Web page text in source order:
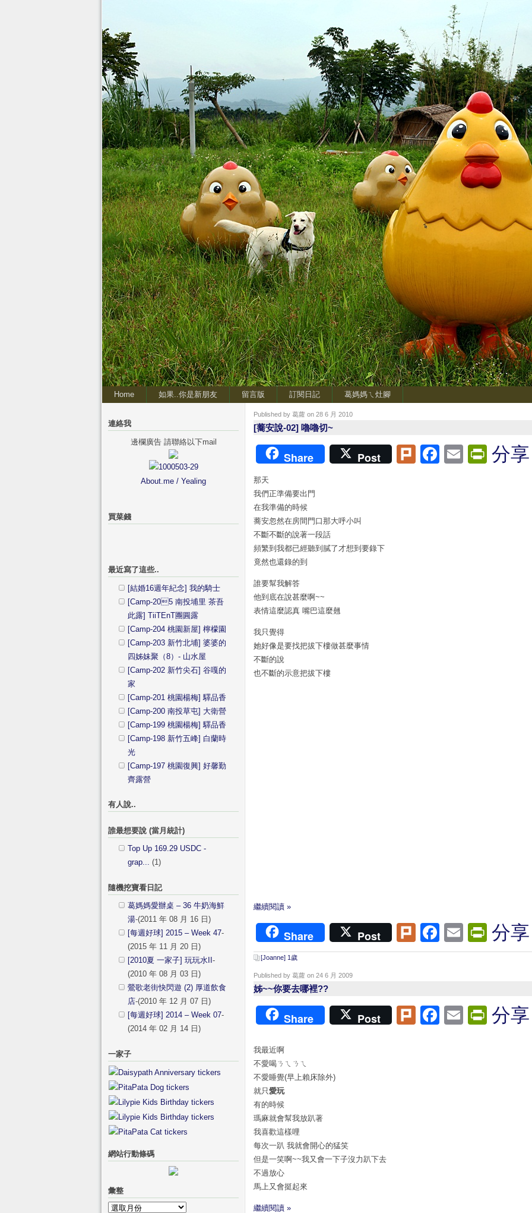
Home 如果..你是新朋友 留言版 訂閱日記 葛媽媽ㄟ灶腳
Published by 葛蘿 on 28 6 月 2010
[蕎安說-02] 嚕嚕切~
Share Post PlurkFacebook
Email分享
那天
我們正準備要出門
在我準備的時候
蕎安忽然在房間門口那大呼小叫
不斷不斷的說著一段話
頻繁到我都已經聽到膩了才想到要錄下
竟然也還錄的到
誰要幫我解答
他到底在說甚麼啊~~
表情這麼認真 嘴巴這麼翹
我只覺得
她好像是要找把拔下樓做甚麼事情
不斷的說
也不斷的示意把拔下樓
繼續閱讀 »
Share Post PlurkFacebook
Email分享
[Joanne] 1歲
Published by 葛蘿 on 24 6 月 2009
姊~~你要去哪裡??
Share Post PlurkFacebook
Email分享
我最近啊
不愛喝ㄋㄟㄋㄟ
不愛睡覺(早上賴床除外)
就只愛玩
有的時候
瑪麻就會幫我放趴著
我喜歡這樣哩
每次一趴 我就會開心的猛笑
但是一笑啊~~我又會一下子沒力趴下去
不過放心
馬上又會挺起來
繼續閱讀 »
連絡我
邊欄廣告 請聯絡以下mail
About.me / Yealing
買菜錢
最近寫了這些..
[結婚16週年紀念] 我的騎士
[Camp-205 南投埔里 茶吾
此露] TiiTEnT團圓露
[Camp-204 桃園新屋] 檸檬園
[Camp-203 新竹北埔] 婆婆的
四姊妹聚（8）- 山水屋
[Camp-202 新竹尖石] 谷嘎的
家
[Camp-201 桃園楊梅] 驛品香
[Camp-200 南投草屯] 大衛營
[Camp-199 桃園楊梅] 驛品香
[Camp-198 新竹五峰] 白蘭時
光
[Camp-197 桃園復興] 好馨勤
齊露營
有人說..
誰最想要說 (當月統計)
Top Up 169.29 USDC -
grap... (1)
隨機挖寶看日記
葛媽媽愛辦桌 – 36 牛奶海鮮
湯-(2011 年 08 月 16 日)
[每週好球] 2015 – Week 47-
(2015 年 11 月 20 日)
[2010夏 一家子] 玩玩水II -
(2010 年 08 月 03 日)
鶯歌老街快閃遊 (2) 厚道飲食
店-(2010 年 12 月 07 日)
[每週好球] 2014 – Week 07-
(2014 年 02 月 14 日)
一家子
網站行動條碼
彙整
彙